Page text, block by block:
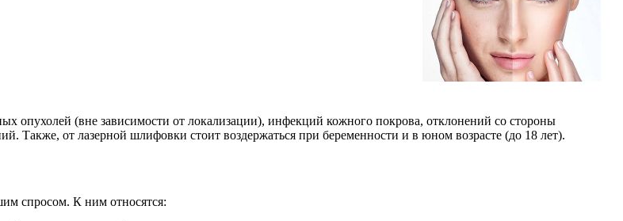
опухолей (вне зависимости от локализации), инфекций кожного покрова, отклонений со стороны
Также, от лазерной шлифовки стоит воздержаться при беременности и в юном возрасте (до 18 лет).
спросом. К ним относятся: